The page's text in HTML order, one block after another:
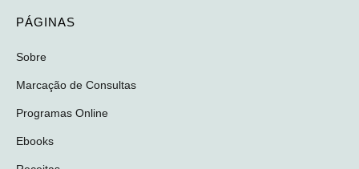
PÁGINAS
Sobre
Marcação de Consultas
Programas Online
Ebooks